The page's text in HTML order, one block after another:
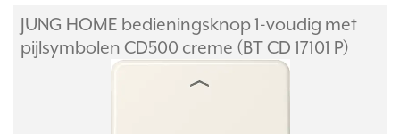
JUNG HOME bedieningsknop 1-voudig met
pijlsymbolen CD500 creme (BT CD 17101 P)